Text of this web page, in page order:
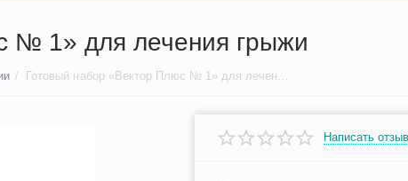
№ 1» для лечения грыжи
/ Готовый набор «Вектор Плюс № 1» для лечения грыжи
Написать отзыв